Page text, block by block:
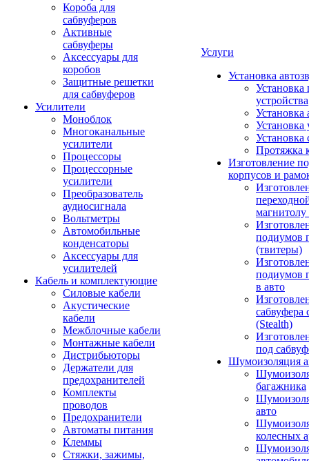
Короба для
сабвуферов
Активные
сабвуферы
Аксессуары для
коробов
Защитные решетки
для сабвуферов
Усилители
Моноблок
Многоканальные
усилители
Процессоры
Процессорные
усилители
Преобразователь
аудиосигнала
Вольтметры
Автомобильные
конденсаторы
Аксессуары для
усилителей
Кабель и комплектующие
Силовые кабели
Акустические
кабели
Межблочные кабели
Монтажные кабели
Дистрибьюторы
Держатели для
предохранителей
Комплекты
проводов
Предохранители
Автоматы питания
Клеммы
Стяжки, зажимы,
Услуги
Установка
Установка
устройства
Установка
Установка
Установка
Протяжка
Изготовление
корпусов и
подиумов
(твитеры)
подиумов
в авто
сабвуфера
(Stealth)
под
Шумоизоляция
багажника
авто
колесных